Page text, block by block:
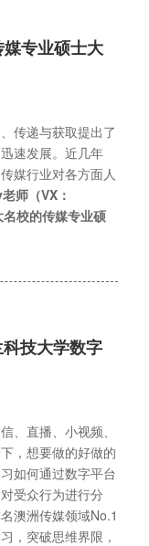
媒专业硕士大
传递与获取提出了
速发展。近几年
媒行业对各方面人
师（VX：
校的传媒专业硕
技大学数字
、直播、小视频、
，想要做的好做的
如何通过数字平台
受众行为进行分
澳洲传媒领域No.1
，突破思维界限，